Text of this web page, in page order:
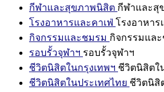
กีฬาและสุขภาพนิสิต กีฬาและสุ
โรงอาหารและคาเฟ่ โรงอาหาร
กิจกรรมและชมรม กิจกรรมแล
รอบรั้วจุฬาฯ รอบรั้วจุฬาฯ
ชีวิตนิสิตในกรุงเทพฯ ชีวิตนิสิตใ
ชีวิตนิสิตในประเทศไทย ชีวิตนิสิ